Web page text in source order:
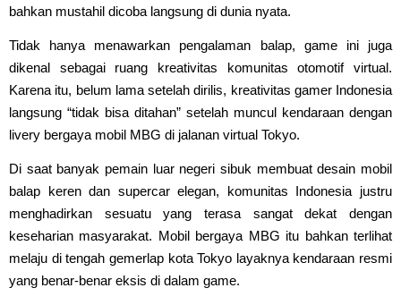
bahkan mustahil dicoba langsung di dunia nyata.
Tidak hanya menawarkan pengalaman balap, game ini juga
dikenal sebagai ruang kreativitas komunitas otomotif virtual.
Karena itu, belum lama setelah dirilis, kreativitas gamer Indonesia
langsung “tidak bisa ditahan” setelah muncul kendaraan dengan
livery bergaya mobil MBG di jalanan virtual Tokyo.
Di saat banyak pemain luar negeri sibuk membuat desain mobil
balap keren dan supercar elegan, komunitas Indonesia justru
menghadirkan sesuatu yang terasa sangat dekat dengan
keseharian masyarakat. Mobil bergaya MBG itu bahkan terlihat
melaju di tengah gemerlap kota Tokyo layaknya kendaraan resmi
yang benar-benar eksis di dalam game.